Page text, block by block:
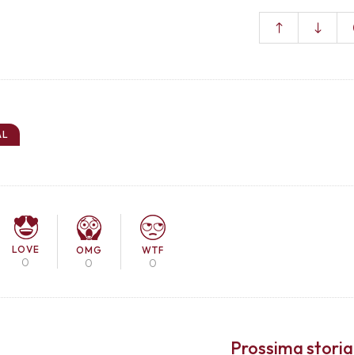
LOVE
0
OMG
0
WTF
0
Prossima storia